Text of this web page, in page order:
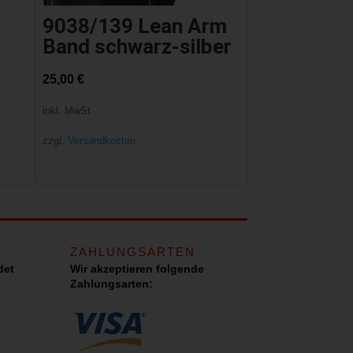
9038/139 Lean Arm
Band schwarz-silber
25,00 €
inkl. MwSt.
zzgl. Versandkosten
ZAHLUNGSARTEN
Wir akzeptieren folgende
Zahlungsarten: